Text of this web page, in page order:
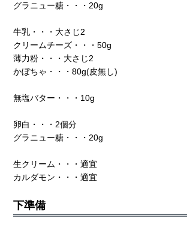
グラニュー糖・・・20g
牛乳・・・大さじ2
クリームチーズ・・・50g
薄力粉・・・大さじ2
かぼちゃ・・・80g(皮無し)
無塩バター・・・10g
卵白・・・2個分
グラニュー糖・・・20g
生クリーム・・・適宜
カルダモン・・・適宜
下準備